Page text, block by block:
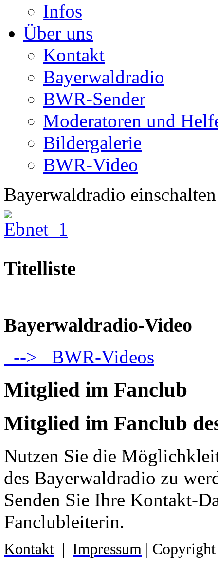
Infos
Über uns
Kontakt
Bayerwaldradio
BWR-Sender
Moderatoren und
Bildergalerie
BWR-Video
Bayerwaldradio
Titelliste
Bayerwaldradio-Video
--> BWR-Videos
Mitglied im Fanclub
Mitglied im Fanclub
Nutzen Sie die
des Bayerwaldradio zu
Senden Sie Ihre Kontakt-
Fanclubleiterin.
Kontakt | Impressum |